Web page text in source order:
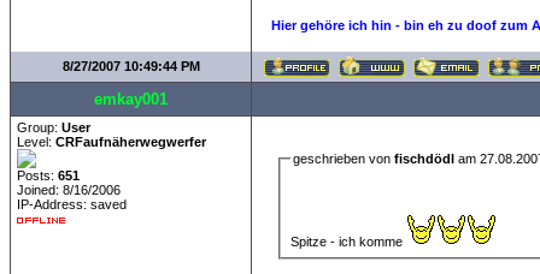
Hier gehöre ich hin - bin eh zu doof zum
8/27/2007 10:49:44 PM
emkay001
Group: User
Level: CRFaufnäherwegwerfer
Posts: 651
Joined: 8/16/2006
IP-Address: saved
geschrieben vonfischdödl am
Spitze - ich komme